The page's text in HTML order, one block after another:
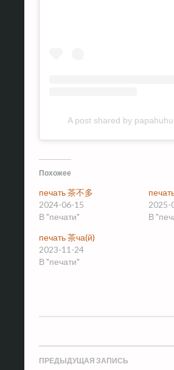
A post shared by
Похожее
печать 茶不多
2024-06-15
В "печати"
2025-
В
печать 茶ча(й)
2023-11-24
В "печати"
Навигация
ПРЕДЫДУЩАЯ ЗАПИСЬ